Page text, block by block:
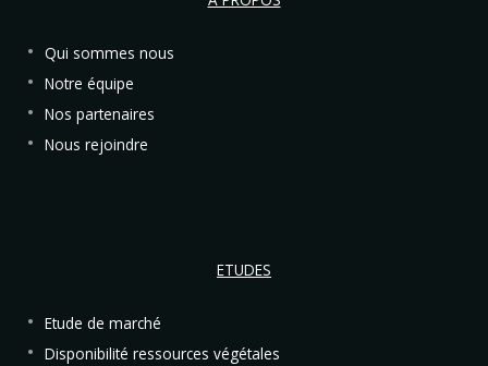
Qui sommes nous
Notre équipe
Nos partenaires
Nous rejoindre
ETUDES
Etude de marché
Disponibilité ressources végétales